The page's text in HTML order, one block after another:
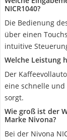
NICR1040?
Die Bedienung
über einen
intuitive
Welche Leistung
Der
eine schnelle
sorgt.
Wie groß ist der
Marke Nivona?
Bei der Nivona